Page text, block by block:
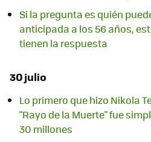
Si la pregunta es quién
anticipada a los 56 años,
tienen la respuesta
30 julio
Lo primero que hizo Nikola
"Rayo de la Muerte" fue
30 millones